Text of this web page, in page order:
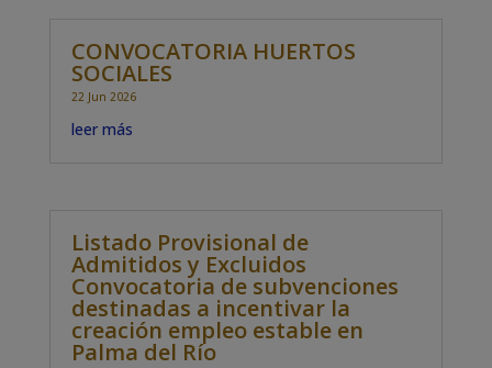
CONVOCATORIA HUERTOS
SOCIALES
22 Jun 2026
leer más
Listado Provisional de
Admitidos y Excluidos
Convocatoria de subvenciones
destinadas a incentivar la
creación empleo estable en
Palma del Río